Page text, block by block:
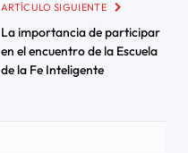
ARTÍCULO SIGUIENTE
La importancia de participar
en el encuentro de la Escuela
de la Fe Inteligente